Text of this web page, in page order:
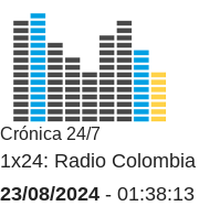
Crónica 24/7
1x24: Radio Colombia
23/08/2024 - 01:38:13